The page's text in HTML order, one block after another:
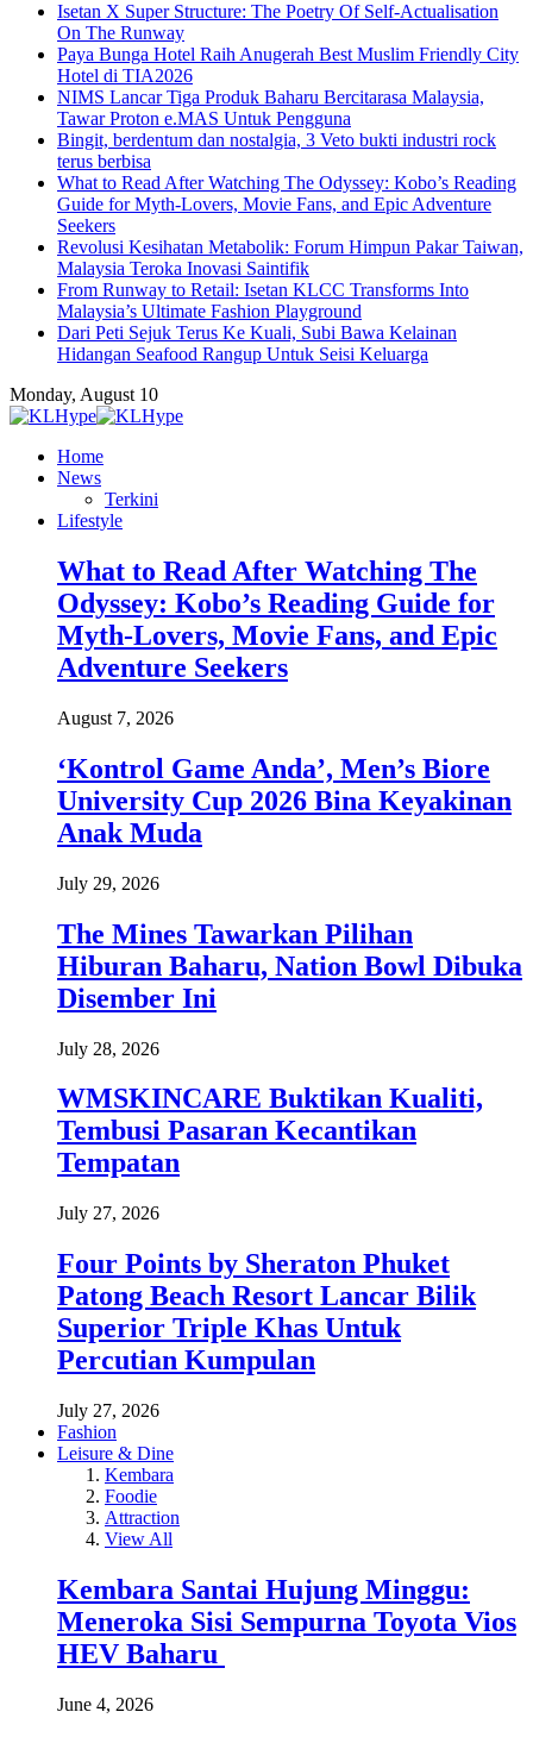
Isetan X Super Structure: The Poetry Of Self-Actualisation
On The Runway
Paya Bunga Hotel Raih Anugerah Best Muslim Friendly City
Hotel di TIA2026
NIMS Lancar Tiga Produk Baharu Bercitarasa Malaysia,
Tawar Proton e.MAS Untuk Pengguna
Bingit, berdentum dan nostalgia, 3 Veto bukti industri rock
terus berbisa
What to Read After Watching The Odyssey: Kobo’s Reading
Guide for Myth-Lovers, Movie Fans, and Epic Adventure
Seekers
Revolusi Kesihatan Metabolik: Forum Himpun Pakar Taiwan,
Malaysia Teroka Inovasi Saintifik
From Runway to Retail: Isetan KLCC Transforms Into
Malaysia’s Ultimate Fashion Playground
Dari Peti Sejuk Terus Ke Kuali, Subi Bawa Kelainan
Hidangan Seafood Rangup Untuk Seisi Keluarga
Monday, August 10
Home
News
Terkini
Lifestyle
What to Read After Watching The
Odyssey: Kobo’s Reading Guide for
Myth-Lovers, Movie Fans, and Epic
Adventure Seekers
August 7, 2026
‘Kontrol Game Anda’, Men’s Biore
University Cup 2026 Bina Keyakinan
Anak Muda
July 29, 2026
The Mines Tawarkan Pilihan
Hiburan Baharu, Nation Bowl Dibuka
Disember Ini
July 28, 2026
WMSKINCARE Buktikan Kualiti,
Tembusi Pasaran Kecantikan
Tempatan
July 27, 2026
Four Points by Sheraton Phuket
Patong Beach Resort Lancar Bilik
Superior Triple Khas Untuk
Percutian Kumpulan
July 27, 2026
Fashion
Leisure & Dine
Kembara
Foodie
Attraction
View All
Kembara Santai Hujung Minggu:
Meneroka Sisi Sempurna Toyota Vios
HEV Baharu
June 4, 2026